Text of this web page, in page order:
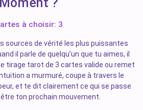
Moment ?
à choisir: 3
sources de vérité les plus puissantes
il parle de quelqu’un que tu aimes, il
tirage tarot de 3 cartes valide ou remet
a murmuré, coupe à travers le
et te dit clairement ce qui se passe
ton prochain mouvement.